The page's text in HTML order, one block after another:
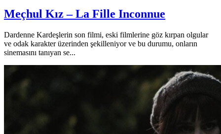
Meçhul Kız – La Fille Inconnue
Dardenne Kardeşlerin son filmi, eski filmlerine göz kırpan olgular
ve odak karakter üzerinden şekilleniyor ve bu durumu, onların
sinemasını tanıyan se...